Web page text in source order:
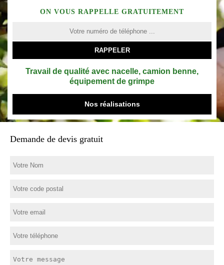
ON VOUS RAPPELLE GRATUITEMENT
Travail de qualité avec nacelle, camion benne,
équipement de grimpe
Nos réalisations
Demande de devis gratuit